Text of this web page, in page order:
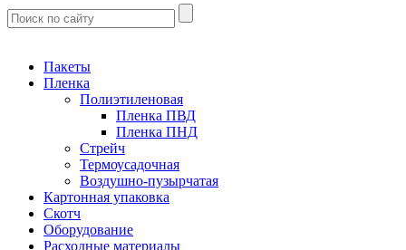
Пакеты
Пленка
Полиэтиленовая
Пленка ПВД
Пленка ПНД
Стрейч
Термоусадочная
Воздушно-пузырчатая
Картонная упаковка
Скотч
Оборудование
Расходные материалы